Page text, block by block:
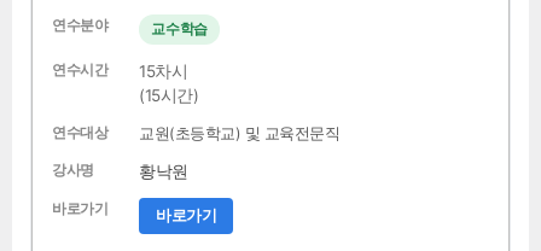
교수학습
15차시
(15시간)
교원(초등학교) 및 교육전문직
황낙원
바로가기